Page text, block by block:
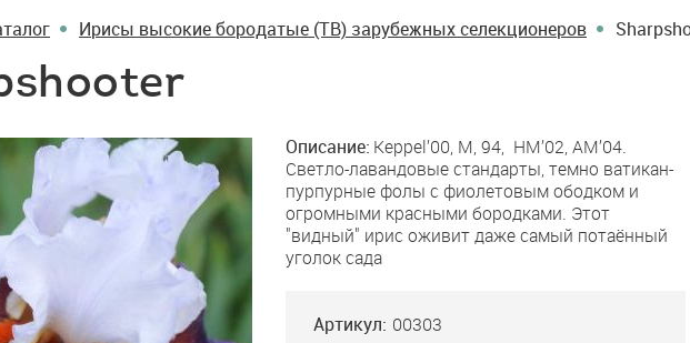
Ирисы высокие бородатые (TB) зарубежных селекционеров
Описание: Keppel’00, M, 94, HM’02, AM’04.
Светло-лавандовые стандарты, темно ватикан-
пурпурные фолы с фиолетовым ободком и
огромными красными бородками. Этот
"видный" ирис оживит даже самый потаённый
уголок сада
Артикул: 00303